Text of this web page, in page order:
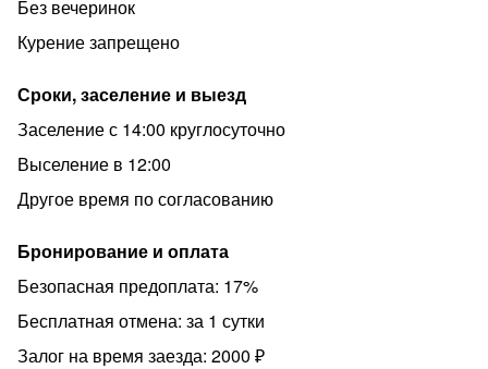
Без вечеринок
Курение запрещено
Сроки, заселение и выезд
Заселение с 14:00 круглосуточно
Выселение в 12:00
Другое время по согласованию
Бронирование и оплата
Безопасная предоплата: 17%
Бесплатная отмена: за 1 сутки
Залог на время заезда: 2000 ₽